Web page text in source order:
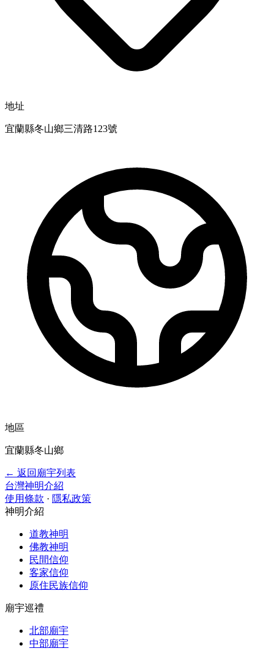
地址
宜蘭縣冬山鄉三清路123號
地區
宜蘭縣冬山鄉
← 返回廟宇列表
台灣神明介紹
使用條款 · 隱私政策
神明介紹
道教神明
佛教神明
民間信仰
客家信仰
原住民族信仰
廟宇巡禮
北部廟宇
中部廟宇